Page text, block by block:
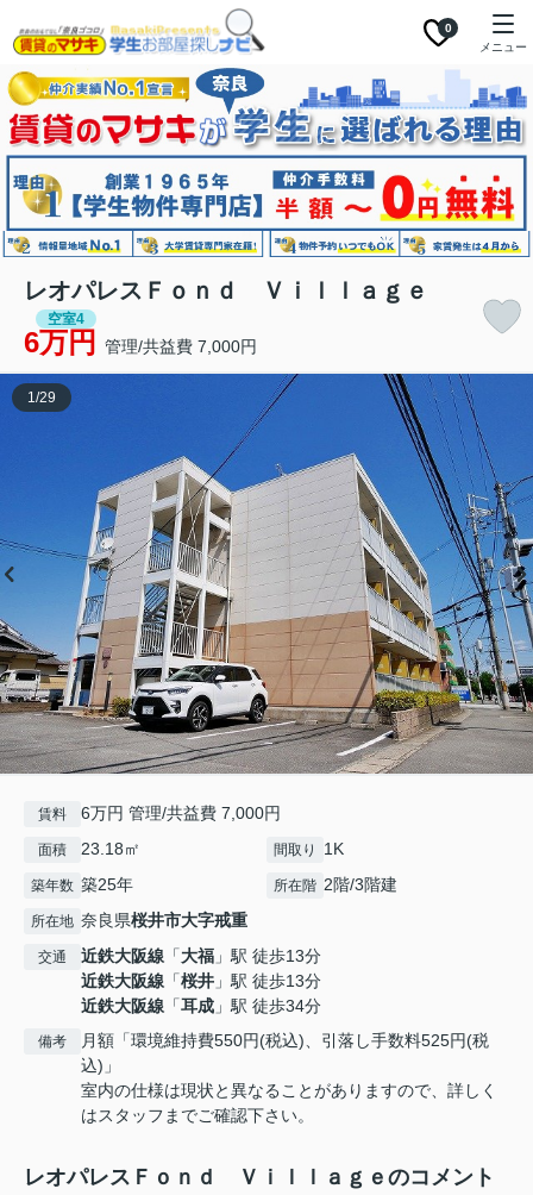
0
メニュー
レオパレスＦｏｎｄ Ｖｉｌｌａｇｅ
空室4
6万円 管理/共益費 7,000円
1/29
賃料 6万円 管理/共益費 7,000円
面積 23.18㎡ 間取り 1K
築年数 築25年 所在階 2階/3階建
所在地 奈良県桜井市大字戒重
交通 近鉄大阪線 「大福 」駅 徒歩13分
近鉄大阪線 「桜井 」駅 徒歩13分
近鉄大阪線 「耳成 」駅 徒歩34分
備考
月額「環境維持費550円(税込)、引落し手数料525円(税
込)」
室内の仕様は現状と異なることがありますので、詳しく
はスタッフまでご確認下さい。
レオパレスＦｏｎｄ Ｖｉｌｌａｇｅのコメント